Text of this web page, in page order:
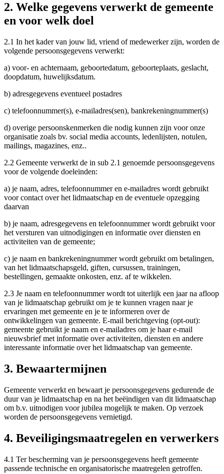
2. Welke gegevens verwerkt de gemeente
en voor welk doel
2.1 In het kader van jouw lid, vriend of medewerker zijn, worden de
volgende persoonsgegevens verwerkt:
a) voor- en achternaam, geboortedatum, geboorteplaats, geslacht,
doopdatum, huwelijksdatum.
b) adresgegevens eventueel postadres
c) telefoonnummer(s), e-mailadres(sen), bankrekeningnummer(s)
d) overige persoonskenmerken die nodig kunnen zijn voor onze
organisatie zoals bv. social media accounts, ledenlijsten, notulen,
mailings, magazines, enz..
2.2 Gemeente verwerkt de in sub 2.1 genoemde persoonsgegevens
voor de volgende doeleinden:
a) je naam, adres, telefoonnummer en e-mailadres wordt gebruikt
voor contact over het lidmaatschap en de eventuele opzegging
daarvan
b) je naam, adresgegevens en telefoonnummer wordt gebruikt voor
het versturen van uitnodigingen en informatie over diensten en
activiteiten van de gemeente;
c) je naam en bankrekeningnummer wordt gebruikt om betalingen,
van het lidmaatschapsgeld, giften, cursussen, trainingen,
bestellingen, gemaakte onkosten, enz. af te wikkelen.
2.3 Je naam en telefoonnummer wordt tot uiterlijk een jaar na afloop
van je lidmaatschap gebruikt om je te kunnen vragen naar je
ervaringen met gemeente en je te informeren over de
ontwikkelingen van gemeente. E-mail berichtgeving (opt-out):
gemeente gebruikt je naam en e-mailadres om je haar e-mail
nieuwsbrief met informatie over activiteiten, diensten en andere
interessante informatie over het lidmaatschap van gemeente.
3. Bewaartermijnen
Gemeente verwerkt en bewaart je persoonsgegevens gedurende de
duur van je lidmaatschap en na het beëindigen van dit lidmaatschap
om b.v. uitnodigen voor jubilea mogelijk te maken. Op verzoek
worden de persoonsgegevens vernietigd.
4. Beveiligingsmaatregelen en verwerkers
4.1 Ter bescherming van je persoonsgegevens heeft gemeente
passende technische en organisatorische maatregelen getroffen.